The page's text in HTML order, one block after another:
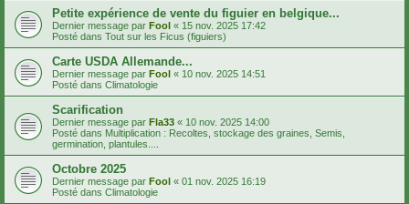
Petite expérience de vente du figuier en belgique...
Dernier message par Fool « 15 nov. 2025 17:42
Posté dans Tout sur les Ficus (figuiers)
Carte USDA Allemande...
Dernier message par Fool « 10 nov. 2025 14:51
Posté dans Climatologie
Scarification
Dernier message par Fla33 « 10 nov. 2025 14:00
Posté dans Multiplication : Recoltes, stockage des graines, Semis,
germination, plantules....
Octobre 2025
Dernier message par Fool « 01 nov. 2025 16:19
Posté dans Climatologie